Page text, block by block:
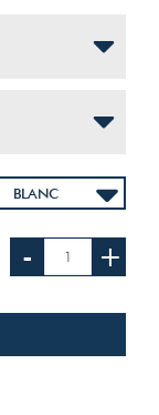
- +